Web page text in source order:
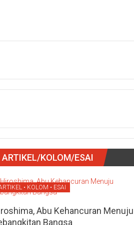
ARTIKEL/KOLOM/ESAI
• KOLOM • ESAI
Abu Kehancuran Menuju
Bangsa